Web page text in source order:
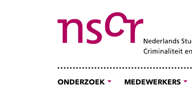
ONDERZOEK MEDEWERKERS